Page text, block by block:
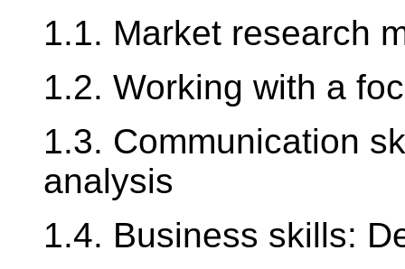
1.1. Market research
1.2. Working with a
1.3. Communication
analysis
1.4. Business skills: